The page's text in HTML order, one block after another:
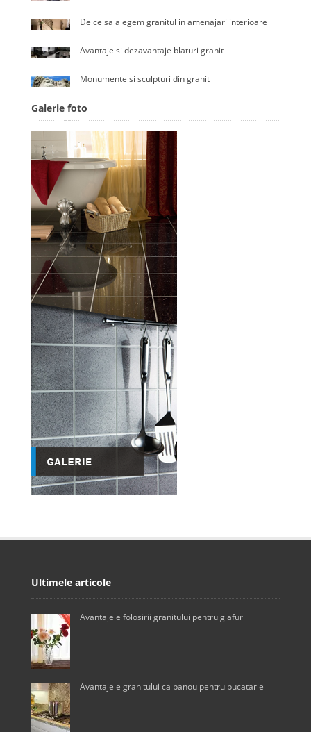
De ce sa alegem granitul in amenajari interioare
Avantaje si dezavantaje blaturi granit
Monumente si sculpturi din granit
Galerie foto
Ultimele articole
Avantajele folosirii granitului pentru glafuri
Avantajele granitului ca panou pentru bucatarie